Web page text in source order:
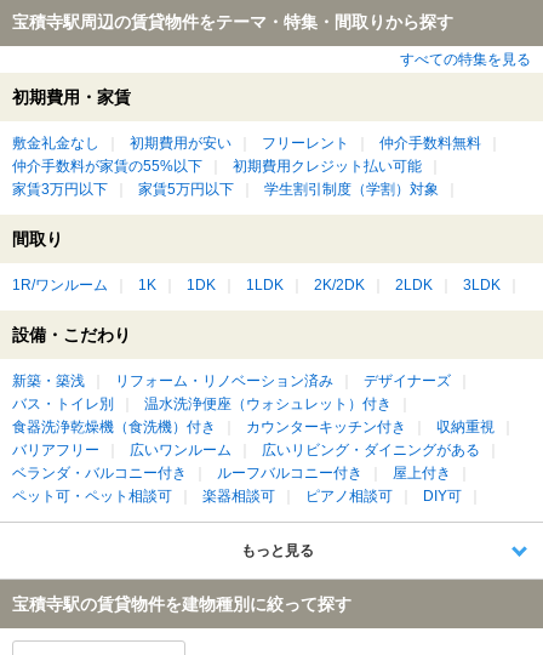
宝積寺駅周辺の賃貸物件をテーマ・特集・間取りから探す
すべての特集を見る
初期費用・家賃
敷金礼金なし 初期費用が安い フリーレント
仲介手数料無料
仲介手数料が家賃の55%以下
初期費用クレジット払い可能
家賃3万円以下
家賃5万円以下 学生割引制度（学割）対象
間取り
1R/ワンルーム 1K 1DK 1LDK 2K/2DK 2LDK 3LDK
設備・こだわり
新築・築浅 リフォーム・リノベーション済み
デザイナーズ
バス・トイレ別
温水洗浄便座（ウォシュレット）付き
食器洗浄乾燥機（食洗機）付き
カウンターキッチン付き
収納重視
バリアフリー
広いワンルーム
広いリビング・ダイニングがある
ベランダ・バルコニー付き
ルーフバルコニー付き
屋上付き
ペット可・ペット相談可
楽器相談可 ピアノ相談可 DIY可
もっと見る
宝積寺駅の賃貸物件を建物種別に絞って探す